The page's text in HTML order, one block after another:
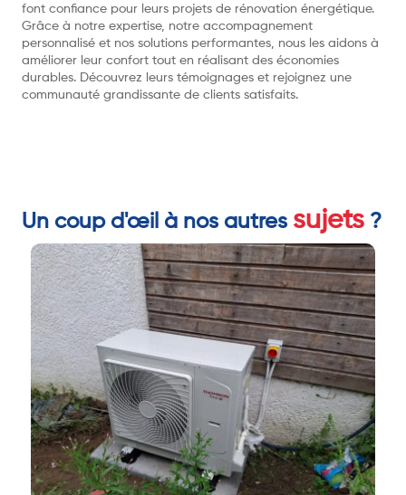
font confiance pour leurs projets de rénovation énergétique.
Grâce à notre expertise, notre accompagnement
personnalisé et nos solutions performantes, nous les aidons à
améliorer leur confort tout en réalisant des économies
durables. Découvrez leurs témoignages et rejoignez une
communauté grandissante de clients satisfaits.
Un coup d'œil à nos autres sujets ?